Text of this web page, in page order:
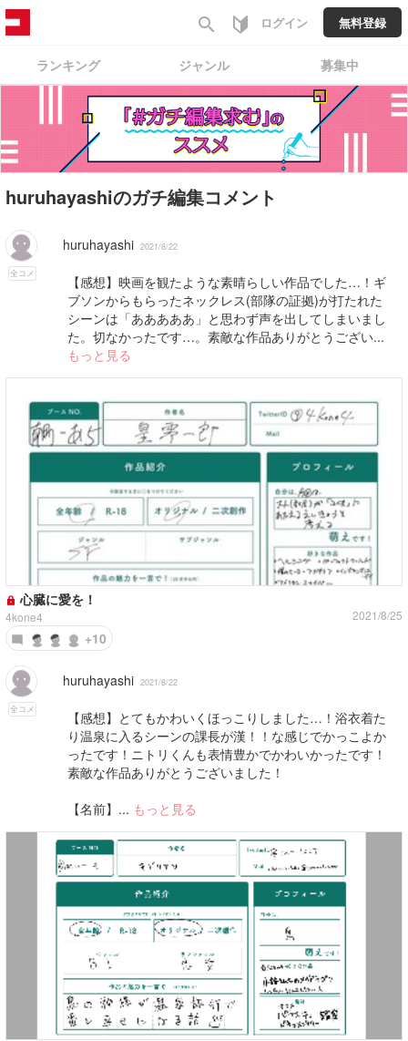
search ログイン 無料登録
ランキング ジャンル 募集中
huruhayashiのガチ編集コメント
全コメ
huruhayashi 2021/8/22
【感想】映画を観たような素晴らしい作品でした…！ギ
ブソンからもらったネックレス(部隊の証拠)が打たれた
シーンは「あああああ」と思わず声を出してしまいまし
た。切なかったです…。素敵な作品ありがとうござい...
もっと見る
心臓に愛を！
4kone4 2021/8/25
+10
全コメ
huruhayashi 2021/8/22
【感想】とてもかわいくほっこりしました…！浴衣着た
り温泉に入るシーンの課長が漢！！な感じでかっこよか
ったです！ニトリくんも表情豊かでかわいかったです！
素敵な作品ありがとうございました！
【名前】... もっと見る